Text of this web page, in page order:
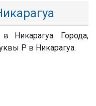
Никарагуа. Города,
Р в Никарагуа.